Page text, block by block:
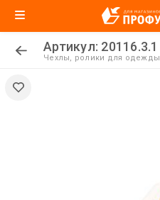
Артикул: 20116.3.1
Чехлы, ролики для одежды